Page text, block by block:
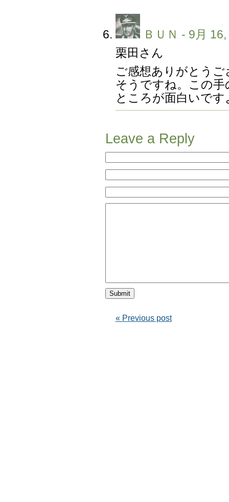
ＢＵＮ - 9月
栗田さん
ご感想ありがとうご
そうですね。この
ところが面白いです
Leave a Reply
« Previous post